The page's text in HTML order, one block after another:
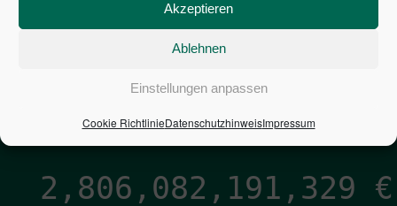
Akzeptieren
Ablehnen
Einstellungen anpassen
Cookie RichtlinieDatenschutzhinweisImpressum
1,601
ZINSEN
PRO SEKUNDE
2,806,082,192,175 €